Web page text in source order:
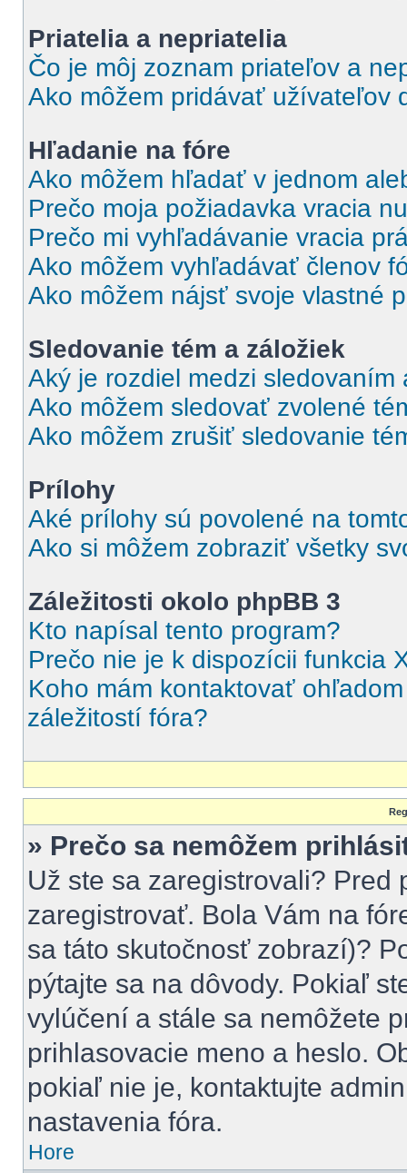
Priatelia a nepriatelia
Čo je môj zoznam priateľov a
Ako môžem pridávať užívateľov
Hľadanie na fóre
Ako môžem hľadať v jednom
Prečo moja požiadavka vracia
Prečo mi vyhľadávanie vracia
Ako môžem vyhľadávať členov
Ako môžem nájsť svoje vlastné
Sledovanie tém a záložiek
Aký je rozdiel medzi sledovaním
Ako môžem sledovať zvolené
Ako môžem zrušiť sledovanie
Prílohy
Aké prílohy sú povolené na
Ako si môžem zobraziť všetky
Záležitosti okolo phpBB 3
Kto napísal tento program?
Prečo nie je k dispozícii funkcia
Koho mám kontaktovať
záležitostí fóra?
» Prečo sa nemôžem
Už ste sa zaregistrovali?
zaregistrovať. Bola Vám na
sa táto skutočnosť zobrazí)?
pýtajte sa na dôvody. Pokiaľ
vylúčení a stále sa nemôžete
prihlasovacie meno a heslo.
pokiaľ nie je, kontaktujte
nastavenia fóra.
Hore